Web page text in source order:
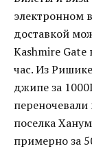
электронном
доставкой
Kashmire
час. Из
джипе за
поселка
примерно за